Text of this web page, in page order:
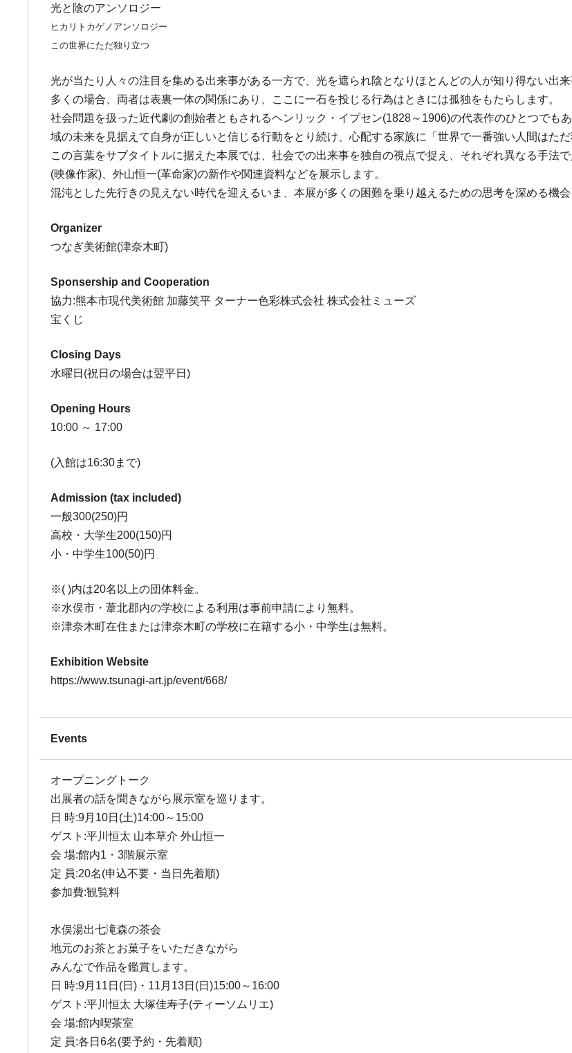
光と陰のアンソロジー
ヒカリトカゲノアンソロジー
この世界にただ独り立つ
光が当たり人々の注目を集める出来事がある一方で、光を遮られ陰となりほとんどの人が知り得ない出来
多くの場合、両者は表裏一体の関係にあり、ここに一石を投じる行為はときには孤独をもたらします。
社会問題を扱った近代劇の創始者ともされるヘンリック・イプセン(1828～1906)の代表作のひとつでも
域の未来を見据えて自身が正しいと信じる行動をとり続け、心配する家族に「世界で一番強い人間はた
この言葉をサブタイトルに据えた本展では、社会での出来事を独自の視点で捉え、それぞれ異なる手法
(映像作家)、外山恒一(革命家)の新作や関連資料などを展示します。
混沌とした先行きの見えない時代を迎えるいま、本展が多くの困難を乗り越えるための思考を深める機会
Organizer
つなぎ美術館(津奈木町)
Sponsership and Cooperation
協力:熊本市現代美術館 加藤笑平 ターナー色彩株式会社 株式会社ミューズ
宝くじ
Closing Days
水曜日(祝日の場合は翌平日)
Opening Hours
10:00 ～ 17:00
(入館は16:30まで)
Admission (tax included)
一般300(250)円
高校・大学生200(150)円
小・中学生100(50)円
※( )内は20名以上の団体料金。
※水俣市・葦北郡内の学校による利用は事前申請により無料。
※津奈木町在住または津奈木町の学校に在籍する小・中学生は無料。
Exhibition Website
https://www.tsunagi-art.jp/event/668/
Events
オープニングトーク
出展者の話を聞きながら展示室を巡ります。
日 時:9月10日(土)14:00～15:00
ゲスト:平川恒太 山本草介 外山恒一
会 場:館内1・3階展示室
定 員:20名(申込不要・当日先着順)
参加費:観覧料
水俣湯出七滝森の茶会
地元のお茶とお菓子をいただきながら
みんなで作品を鑑賞します。
日 時:9月11日(日)・11月13日(日)15:00～16:00
ゲスト:平川恒太 大塚佳寿子(ティーソムリエ)
会 場:館内喫茶室
定 員:各日6名(要予約・先着順)